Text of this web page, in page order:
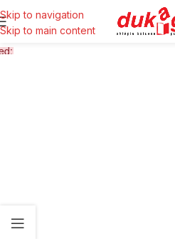
Skip to navigation
Skip to main content